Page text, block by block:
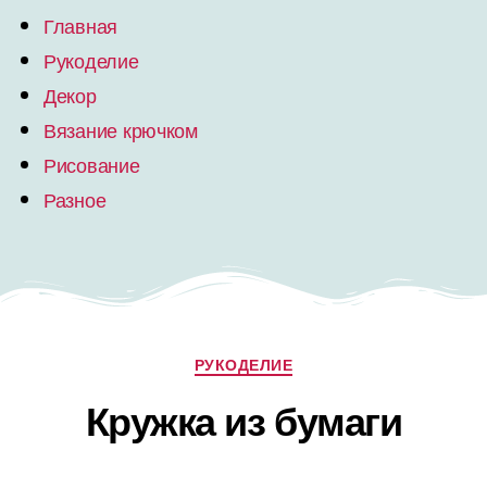
Главная
Рукоделие
Декор
Вязание крючком
Рисование
Разное
РУКОДЕЛИЕ
Кружка из бумаги